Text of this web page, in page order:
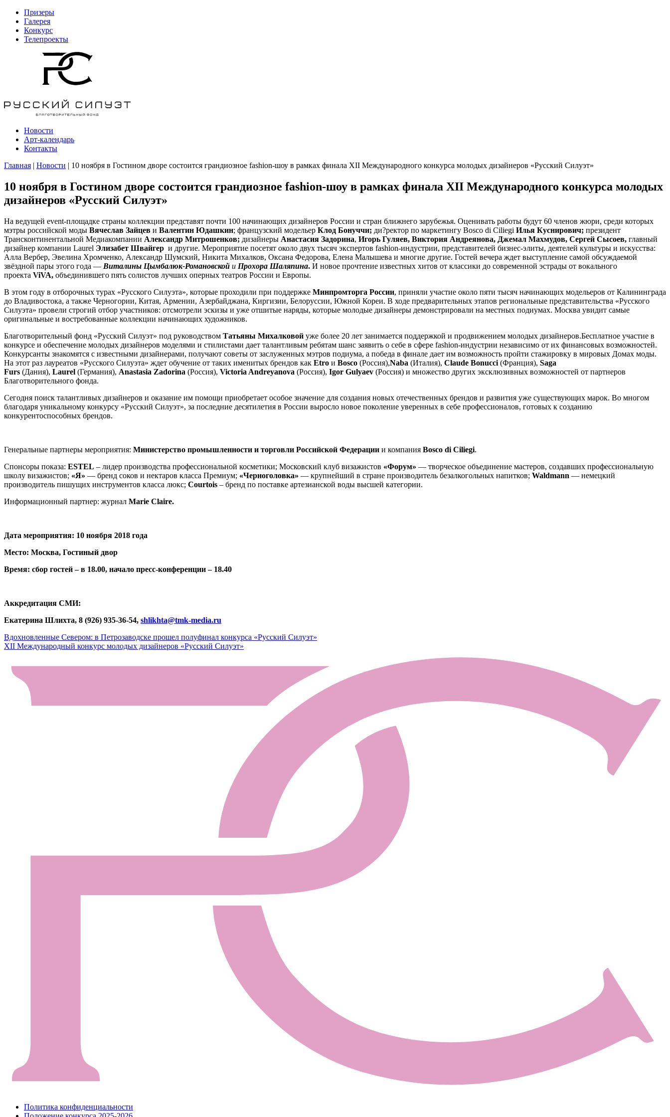
Призеры
Галерея
Конкурс
Телепроекты
Новости
Арт-календарь
Контакты
Главная | Новости | 10 ноября в Гостином дворе состоится грандиозное fashion-шоу в рамках финала XII Международного конкурса молодых дизайнеров «Русский Силуэт»
10 ноября в Гостином дворе состоится грандиозное fashion-шоу в рамках финала XII Международного конкурса молодых
дизайнеров «Русский Силуэт»
На ведущей event-площадке страны коллекции представят почти 100 начинающих дизайнеров России и стран ближнего зарубежья. Оценивать работы будут 60 членов жюри, среди которых
мэтры российской моды Вячеслав Зайцев и Валентин Юдашкин; французский модельер Клод Бонуччи; ди?ректор по маркетингу Bosco di Ciliegi Илья Куснирович; президент
Трансконтинентальной Медиакомпании Александр Митрошенков; дизайнеры Анастасия Задорина, Игорь Гуляев, Виктория Андреянова, Джемал Махмудов, Сергей Сысоев, главный
дизайнер компании Laurel Элизабет Швайгер и другие. Мероприятие посетят около двух тысяч экспертов fashion-индустрии, представителей бизнес-элиты, деятелей культуры и искусства:
Алла Вербер, Эвелина Хромченко, Александр Шумский, Никита Михалков, Оксана Федорова, Елена Малышева и многие другие. Гостей вечера ждет выступление самой обсуждаемой
звёздной пары этого года — Виталины Цымбалюк-Романовской и Прохора Шаляпина. И новое прочтение известных хитов от классики до современной эстрады от вокального
проекта ViVA, объединившего пять солистов лучших оперных театров России и Европы.
В этом году в отборочных турах «Русского Силуэта», которые проходили при поддержке Минпромторга России, приняли участие около пяти тысяч начинающих модельеров от Калининграда
до Владивостока, а также Черногории, Китая, Армении, Азербайджана, Киргизии, Белоруссии, Южной Кореи. В ходе предварительных этапов региональные представительства «Русского
Силуэта» провели строгий отбор участников: отсмотрели эскизы и уже отшитые наряды, которые молодые дизайнеры демонстрировали на местных подиумах. Москва увидит самые
оригинальные и востребованные коллекции начинающих художников.
Благотворительный фонд «Русский Силуэт» под руководством Татьяны Михалковой уже более 20 лет занимается поддержкой и продвижением молодых дизайнеров.Бесплатное участие в
конкурсе и обеспечение молодых дизайнеров моделями и стилистами дает талантливым ребятам шанс заявить о себе в сфере fashion-индустрии независимо от их финансовых возможностей.
Конкурсанты знакомятся с известными дизайнерами, получают советы от заслуженных мэтров подиума, а победа в финале дает им возможность пройти стажировку в мировых Домах моды.
На этот раз лауреатов «Русского Силуэта» ждет обучение от таких именитых брендов как Etro и Bosco (Россия),Naba (Италия), Claude Bonucci (Франция), Saga
Furs (Дания), Laurel (Германия), Anastasia Zadorina (Россия), Victoria Andreyanova (Россия), Igor Gulyaev (Россия) и множество других эксклюзивных возможностей от партнеров
Благотворительного фонда.
Сегодня поиск талантливых дизайнеров и оказание им помощи приобретает особое значение для создания новых отечественных брендов и развития уже существующих марок. Во многом
благодаря уникальному конкурсу «Русский Силуэт», за последние десятилетия в России выросло новое поколение уверенных в себе профессионалов, готовых к созданию
конкурентоспособных брендов.
Генеральные партнеры мероприятия: Министерство промышленности и торговли Российской Федерации и компания Bosco di Ciliegi.
Спонсоры показа: ESTEL – лидер производства профессиональной косметики; Московский клуб визажистов «Форум» — творческое объединение мастеров, создавших профессиональную
школу визажистов; «Я» — бренд соков и нектаров класса Премиум; «Черноголовка» — крупнейший в стране производитель безалкогольных напитков; Waldmann — немецкий
производитель пишущих инструментов класса люкс; Courtois – бренд по поставке артезианской воды высшей категории.
Информационный партнер: журнал Marie Claire.
Дата мероприятия: 10 ноября 2018 года
Место: Москва, Гостиный двор
Время: сбор гостей – в 18.00, начало пресс-конференции – 18.40
Аккредитация СМИ:
Екатерина Шлихта, 8 (926) 935-36-54, shlikhta@tmk-media.ru
Навигация
по
записям
Вдохновленные Севером: в Петрозаводске прошел полуфинал конкурса «Русский Силуэт»
XII Международный конкурс молодых дизайнеров «Русский Cилуэт»
Политика конфиденциальности